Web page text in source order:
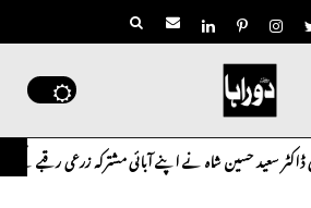
سعید حسین شاہ نے اپنے آبائی مشترکہ زرعی رقبے کے